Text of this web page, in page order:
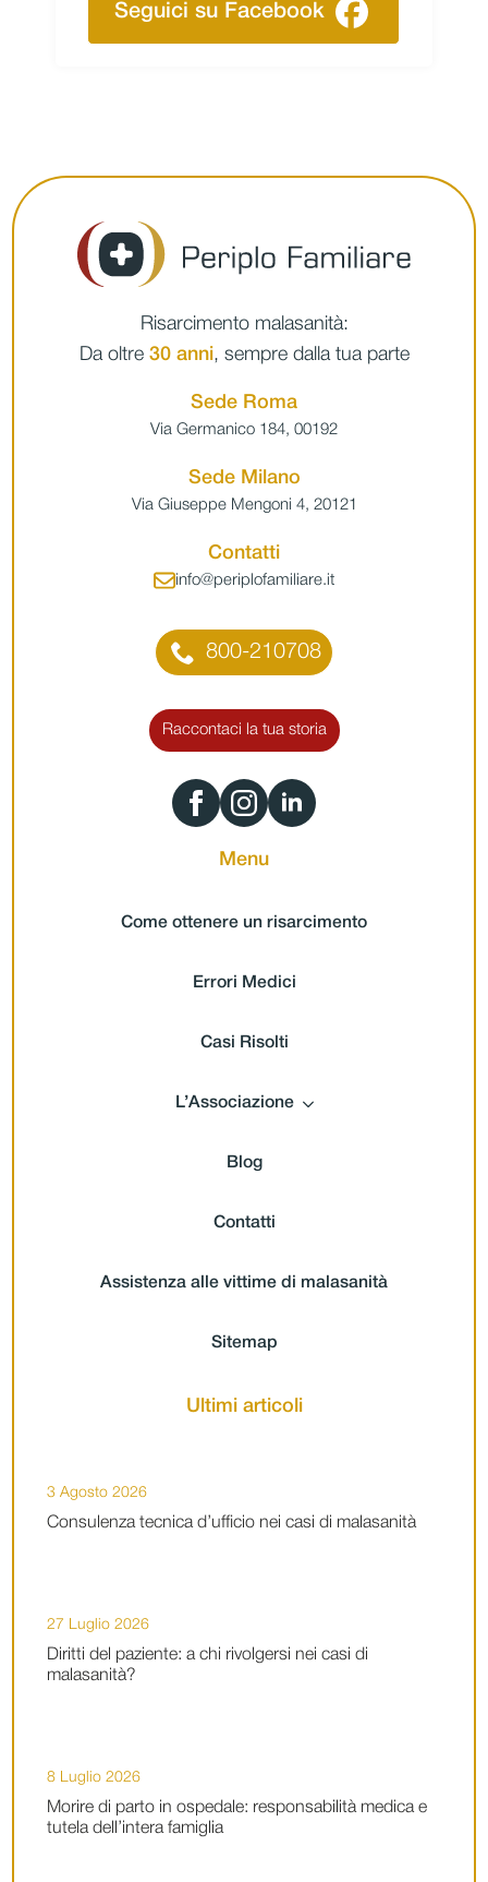
Seguici su Facebook
Risarcimento malasanità:
Da oltre 30 anni, sempre dalla tua parte
Sede Roma
Via Germanico 184, 00192
Sede Milano
Via Giuseppe Mengoni 4, 20121
Contatti
info@periplofamiliare.it
800-210708
Raccontaci la tua storia
Menu
Come ottenere un risarcimento
Errori Medici
Casi Risolti
L’Associazione
Blog
Contatti
Assistenza alle vittime di malasanità
Sitemap
Ultimi articoli
Consulenza tecnica d’ufficio nei casi di malasanità
3 Agosto 2026
Diritti del paziente: a chi rivolgersi nei casi di
malasanità?
27 Luglio 2026
Morire di parto in ospedale: responsabilità medica e
tutela dell’intera famiglia
8 Luglio 2026